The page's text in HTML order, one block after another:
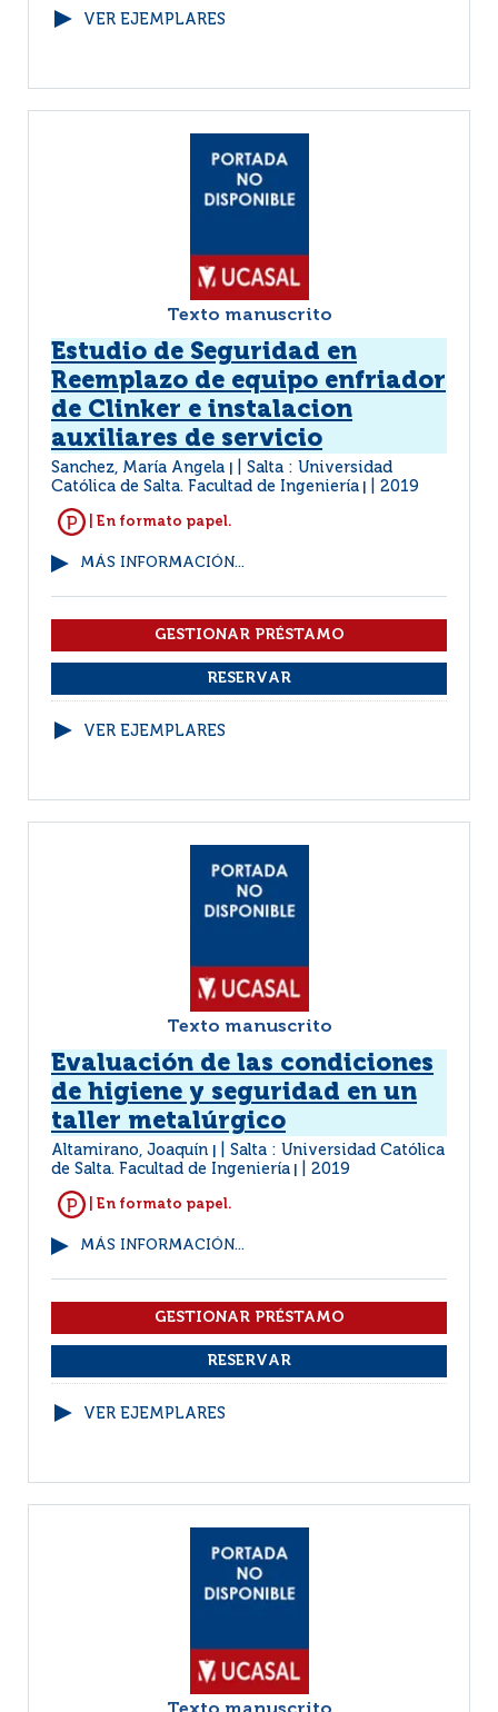
VER EJEMPLARES
Texto manuscrito
Estudio de Seguridad en
Reemplazo de equipo enfriador
de Clinker e instalacion
auxiliares de servicio
Sanchez, María Angela
Salta : Universidad
Católica de Salta. Facultad de Ingeniería
2019
| En formato papel.
MÁS INFORMACIÓN...
VER EJEMPLARES
Texto manuscrito
Evaluación de las condiciones
de higiene y seguridad en un
taller metalúrgico
Altamirano, Joaquín
Salta : Universidad Católica
de Salta. Facultad de Ingeniería
2019
| En formato papel.
MÁS INFORMACIÓN...
VER EJEMPLARES